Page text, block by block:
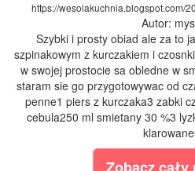
https://wesolakuchnia.blogspot.com/
Autor:
Szybki i prosty obiad ale za to
szpinakowym z kurczakiem i
w swojej prostocie sa obledne w
staram sie go przygotowywac od
penne1 piers z kurczaka3 zabki
cebula250 ml smietany 30 %3